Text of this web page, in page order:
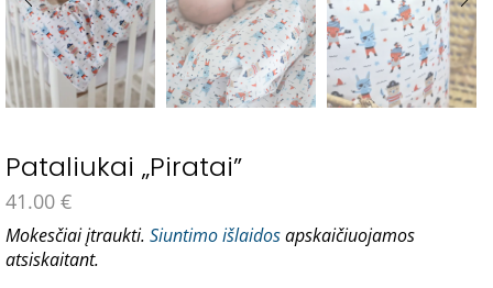
Pataliukai „Piratai”
41.00 €
Mokesčiai įtraukti. Siuntimo išlaidosapskaičiuojamos
atsiskaitant.